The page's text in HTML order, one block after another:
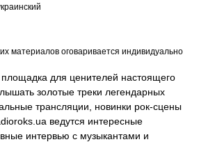
материалов оговаривается индивидуально
для ценителей настоящего
золотые треки легендарных
трансляции, новинки рок-сцены
ведутся интересные
интервью с музыкантами и